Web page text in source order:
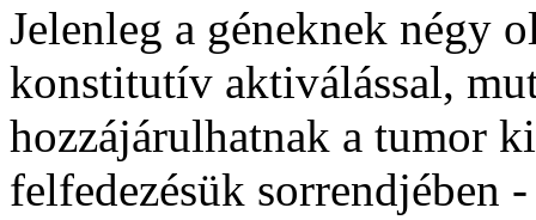
Jelenleg a géneknek négy
konstitutív aktiválással,
hozzájárulhatnak a tumor
felfedezésük sorrendjében